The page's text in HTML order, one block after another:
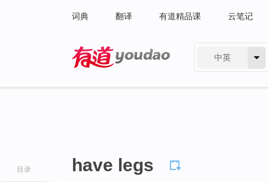
词典 翻译 有道精品课 云笔记
中英
目录 have legs